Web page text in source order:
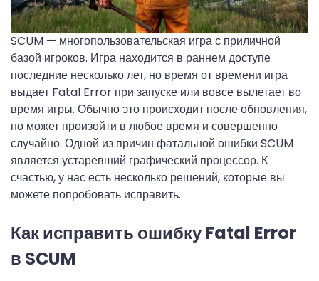
SCUM — многопользовательская игра с приличной
базой игроков. Игра находится в раннем доступе
последние несколько лет, но время от времени игра
выдает Fatal Error при запуске или вовсе вылетает во
время игры. Обычно это происходит после обновления,
но может произойти в любое время и совершенно
случайно. Одной из причин фатальной ошибки SCUM
является устаревший графический процессор. К
счастью, у нас есть несколько решений, которые вы
можете попробовать исправить.
Как исправить ошибку Fatal Error
в SCUM